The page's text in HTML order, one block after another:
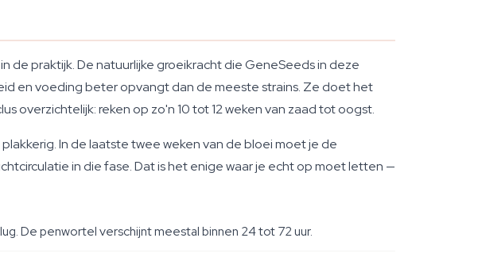
de praktijk. De natuurlijke groeikracht die GeneSeeds in deze
en voeding beter opvangt dan de meeste strains. Ze doet het
overzichtelijk: reken op zo'n 10 tot 12 weken van zaad tot oogst.
In de laatste twee weken van de bloei moet je de
in die fase. Dat is het enige waar je echt op moet letten —
De penwortel verschijnt meestal binnen 24 tot 72 uur.